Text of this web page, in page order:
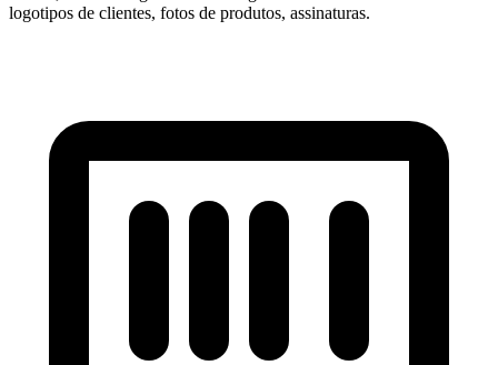
logotipos de clientes, fotos de produtos, assinaturas.